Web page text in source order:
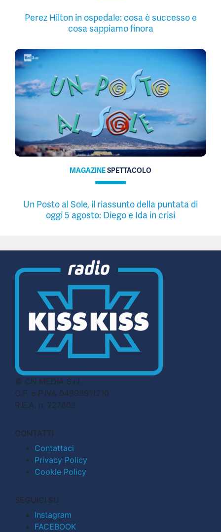
Perez Hilton in ospedale: cosa è successo e
cosa sappiamo finora
MAGAZINESPETTACOLO
Un Posto al Sole, il riassunto della puntata di
oggi 5 agosto: Diego e Ida in crisi
© CN MEDIA S.r.l.
C.F. e P.IVA 04998911210
R.E.A. n. 727803
CONTATTI
Contattaci
Privacy Policy
Cookie Policy
SEGUICI SU
Instagram
FACEBOOK